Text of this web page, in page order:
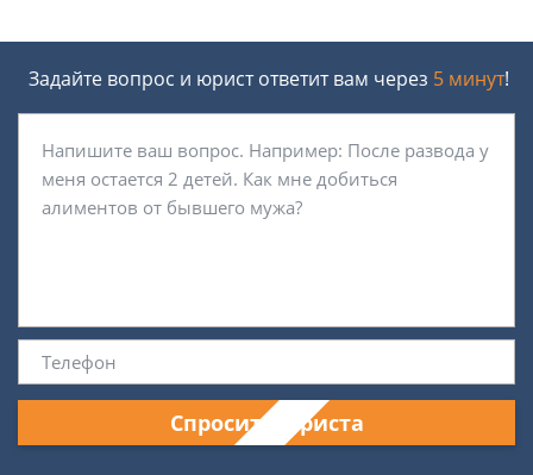
Задайте вопрос и юрист ответит вам через 5 минут!
Спросить юриста